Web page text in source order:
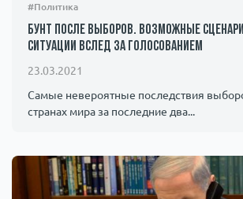
#Политика
Бунт после выборов. Возможные
ситуации вслед за голосованием
23.03.2021
Самые невероятные последствия
странах мира за последние два...